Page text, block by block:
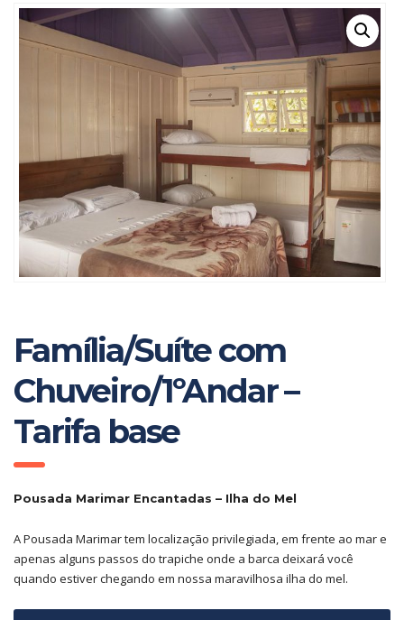
Família/Suíte com
Chuveiro/1ºAndar –
Tarifa base
Pousada Marimar Encantadas – Ilha do Mel
A Pousada Marimar tem localização privilegiada, em frente ao mar e
apenas alguns passos do trapiche onde a barca deixará você
quando estiver chegando em nossa maravilhosa ilha do mel.